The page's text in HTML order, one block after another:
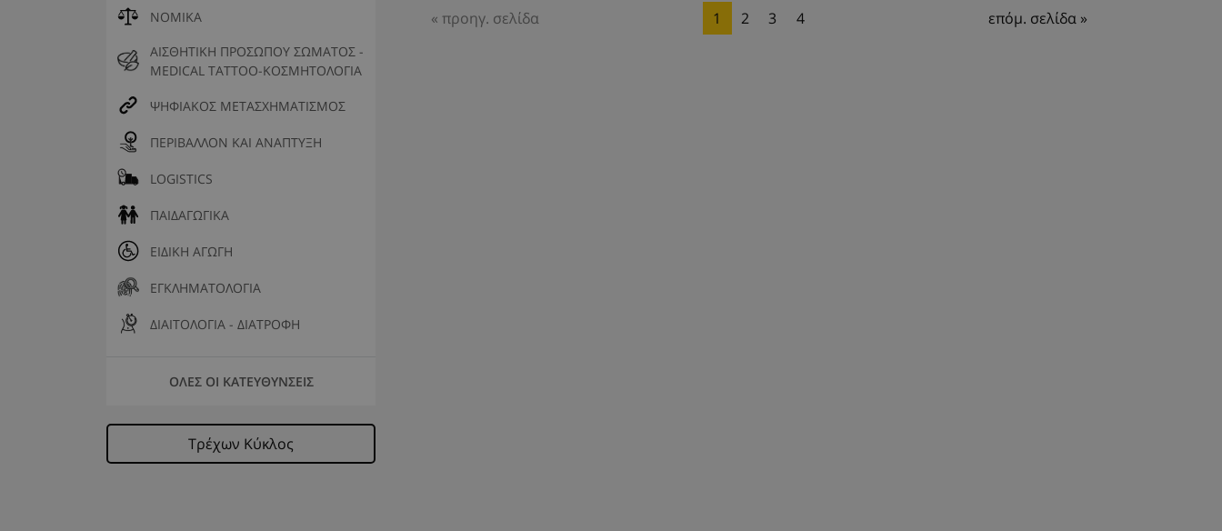
ΝΟΜΙΚΑ
ΑΙΣΘΗΤΙΚΗ ΠΡΟΣΩΠΟΥ ΣΩΜΑΤΟΣ -
MEDICAL TATTOO-ΚΟΣΜΗΤΟΛΟΓΙΑ
ΨΗΦΙΑΚΟΣ ΜΕΤΑΣΧΗΜΑΤΙΣΜΟΣ
ΠΕΡΙΒΑΛΛΟΝ ΚΑΙ ΑΝΑΠΤΥΞΗ
LOGISTICS
ΠΑΙΔΑΓΩΓΙΚΑ
ΕΙΔΙΚΗ ΑΓΩΓΗ
ΕΓΚΛΗΜΑΤΟΛΟΓΙΑ
ΔΙΑΙΤΟΛΟΓΙΑ - ΔΙΑΤΡΟΦΗ
ΟΛΕΣ ΟΙ ΚΑΤΕΥΘΥΝΣΕΙΣ
Τρέχων Κύκλος
« προηγ. σελίδα 1 2 3 4 επόμ. σελίδα »